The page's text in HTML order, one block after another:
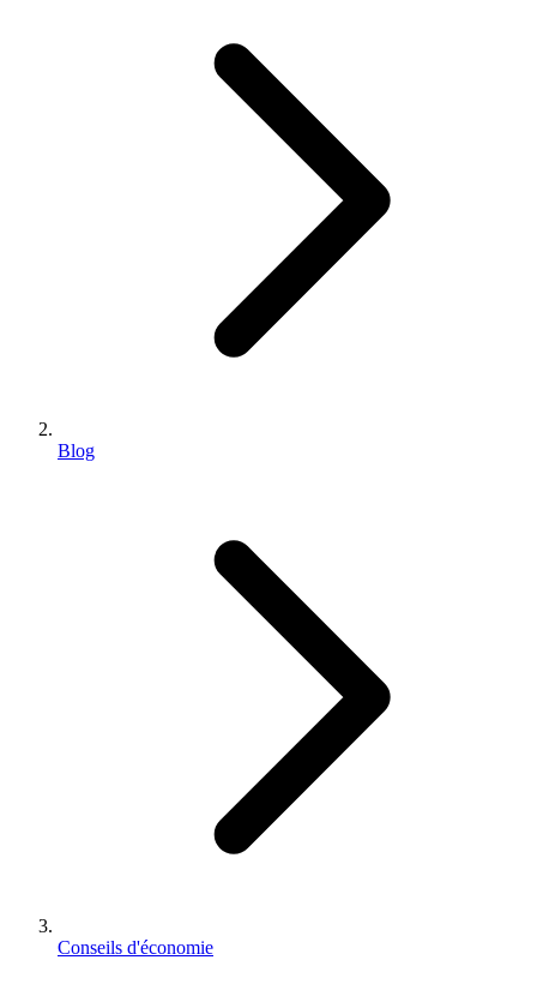
Blog
Conseils d'économie